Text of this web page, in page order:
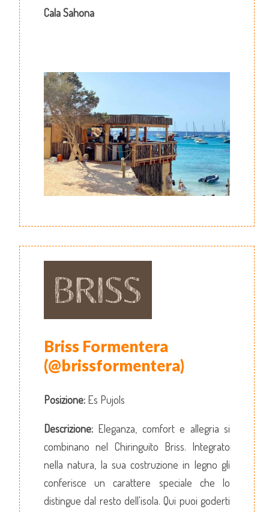
Cala Sahona
Briss Formentera
(@brissformentera)
Posizione: Es Pujols
Descrizione: Eleganza, comfort e allegria si
combinano nel Chiringuito Briss. Integrato
nella natura, la sua costruzione in legno gli
conferisce un carattere speciale che lo
distingue dal resto dell'isola. Qui puoi goderti